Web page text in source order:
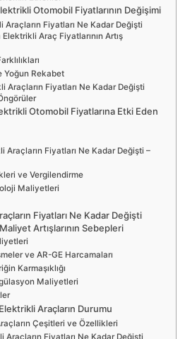
Otomobil Fiyatlarının Değişimi
Araçların Fiyatları Ne Kadar Değişti
Araç Fiyatlarının Artış
Yoğun Rekabet
Araçların Fiyatları Ne Kadar Değişti
Otomobil Fiyatlarına Etki Eden
Araçların Fiyatları Ne Kadar Değişti –
ve Vergilendirme
Maliyetleri
Fiyatları Ne Kadar Değişti
Artışlarının Sebepleri
ve AR-GE Harcamaları
Karmaşıklığı
Maliyetleri
Araçların Durumu
Çeşitleri ve Özellikleri
Araçların Fiyatları Ne Kadar Değişti